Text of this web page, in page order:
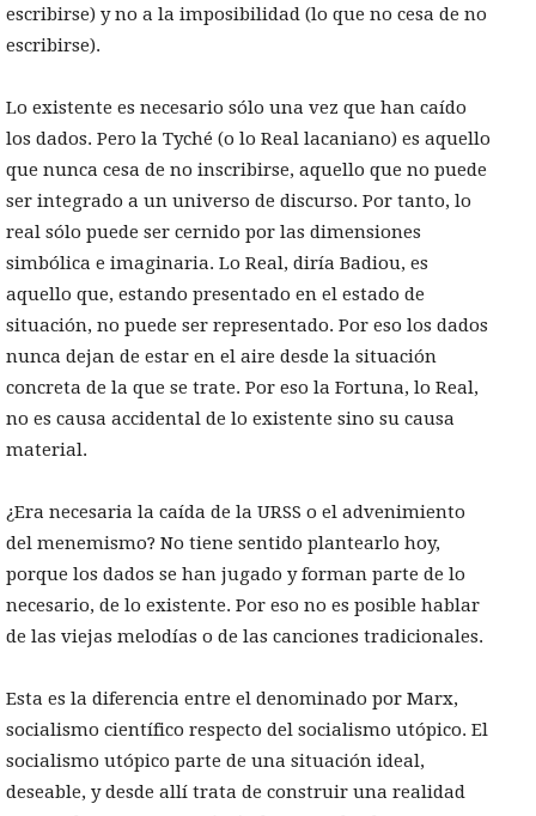
escribirse) y no a la imposibilidad (lo que no cesa de no
escribirse).
Lo existente es necesario sólo una vez que han caído
los dados. Pero la Tyché (o lo Real lacaniano) es aquello
que nunca cesa de no inscribirse, aquello que no puede
ser integrado a un universo de discurso. Por tanto, lo
real sólo puede ser cernido por las dimensiones
simbólica e imaginaria. Lo Real, diría Badiou, es
aquello que, estando presentado en el estado de
situación, no puede ser representado. Por eso los dados
nunca dejan de estar en el aire desde la situación
concreta de la que se trate. Por eso la Fortuna, lo Real,
no es causa accidental de lo existente sino su causa
material.
¿Era necesaria la caída de la URSS o el advenimiento
del menemismo? No tiene sentido plantearlo hoy,
porque los dados se han jugado y forman parte de lo
necesario, de lo existente. Por eso no es posible hablar
de las viejas melodías o de las canciones tradicionales.
Esta es la diferencia entre el denominado por Marx,
socialismo científico respecto del socialismo utópico. El
socialismo utópico parte de una situación ideal,
deseable, y desde allí trata de construir una realidad